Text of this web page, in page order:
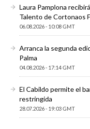
Laura Pamplona
Talento de Cortonaos
06.08.2026 - 10:08 GMT
Arranca la segunda
Palma
04.08.2026 - 17:14 GMT
El Cabildo permite el
restringida
28.07.2026 - 19:03 GMT